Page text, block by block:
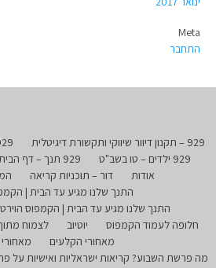
Meta
התחבר
929 – תקנון דיוור שיווקי ותקשורת דיגיטלית 929
929 ילדים – טו בשב"ט
929 תנך – דף הבית
אודות
דור – תוכניות קריאה
התנך שלנו מגיע עד הבית |
התנך שלנו מגיע עד הבית | הקמפוס
חלופה לעמוד הקמפוס
יוטיוב לצמוח
מאחורי הקלעים
מה פרשת השבוע? קריאות ישראליות ואישיות על